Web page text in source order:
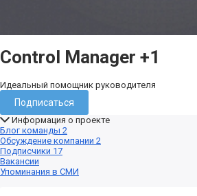
Control Manager +1
Идеальный помощник руководителя
Подписаться
Информация о проекте
Блог команды 2
Обсуждение компании 2
Подписчики 17
Вакансии
Упоминания в СМИ